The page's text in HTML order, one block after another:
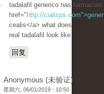
tadalafil generico nas farmacias
href=" http://
cealis</a> what does
real tadalafil look like
回复
Anonymous (未验证)
星期六, 06/01/2019 - 10:50